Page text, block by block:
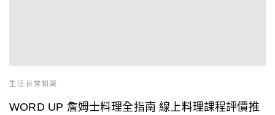
生活日常知識
WORD UP 詹姆士料理全指南 線上料理課程評價推